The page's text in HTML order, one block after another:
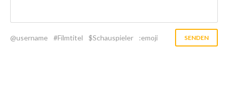
@username #Filmtitel $Schauspieler :emoji